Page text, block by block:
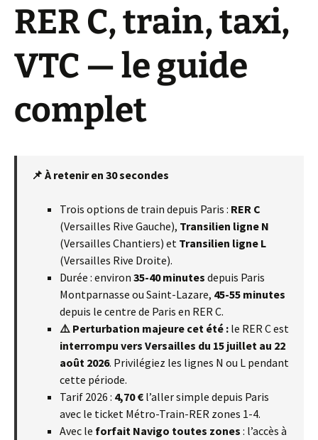
RER C, train, taxi,
VTC — le guide
complet
📌 À retenir en 30 secondes
Trois options de train depuis Paris : RER C
(Versailles Rive Gauche), Transilien ligne N
(Versailles Chantiers) et Transilien ligne L
(Versailles Rive Droite).
Durée : environ 35-40 minutes depuis Paris
Montparnasse ou Saint-Lazare, 45-55 minutes
depuis le centre de Paris en RER C.
⚠️ Perturbation majeure cet été : le RER C est
interrompu vers Versailles du 15 juillet au 22
août 2026. Privilégiez les lignes N ou L pendant
cette période.
Tarif 2026 : 4,70 € l’aller simple depuis Paris
avec le ticket Métro-Train-RER zones 1-4.
Avec le forfait Navigo toutes zones : l’accès à